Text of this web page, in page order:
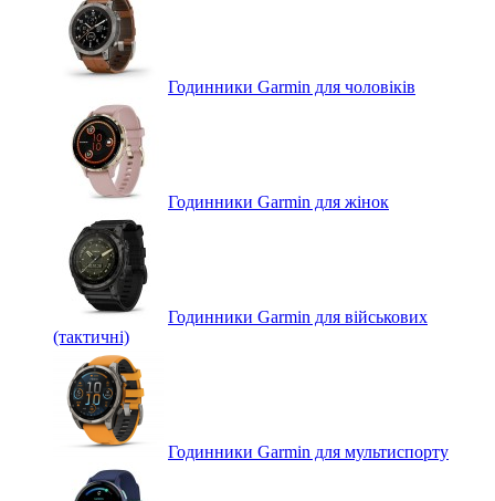
Годинники Garmin для чоловіків
Годинники Garmin для жінок
Годинники Garmin для військових
(тактичні)
Годинники Garmin для мультиспорту